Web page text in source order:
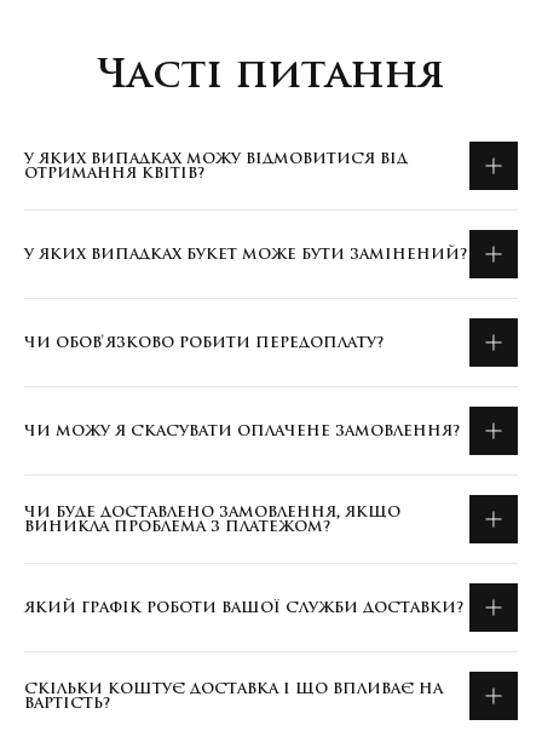
Часті питання
У ЯКИХ ВИПАДКАХ МОЖУ ВІДМОВИТИСЯ ВІД
ОТРИМАННЯ КВІТІВ?
У ЯКИХ ВИПАДКАХ БУКЕТ МОЖЕ БУТИ ЗАМІНЕНИЙ?
ЧИ ОБОВ'ЯЗКОВО РОБИТИ ПЕРЕДОПЛАТУ?
ЧИ МОЖУ Я СКАСУВАТИ ОПЛАЧЕНЕ ЗАМОВЛЕННЯ?
ЧИ БУДЕ ДОСТАВЛЕНО ЗАМОВЛЕННЯ, ЯКЩО
ВИНИКЛА ПРОБЛЕМА З ПЛАТЕЖОМ?
ЯКИЙ ГРАФІК РОБОТИ ВАШОЇ СЛУЖБИ ДОСТАВКИ?
СКІЛЬКИ КОШТУЄ ДОСТАВКА І ЩО ВПЛИВАЄ НА
ВАРТІСТЬ?